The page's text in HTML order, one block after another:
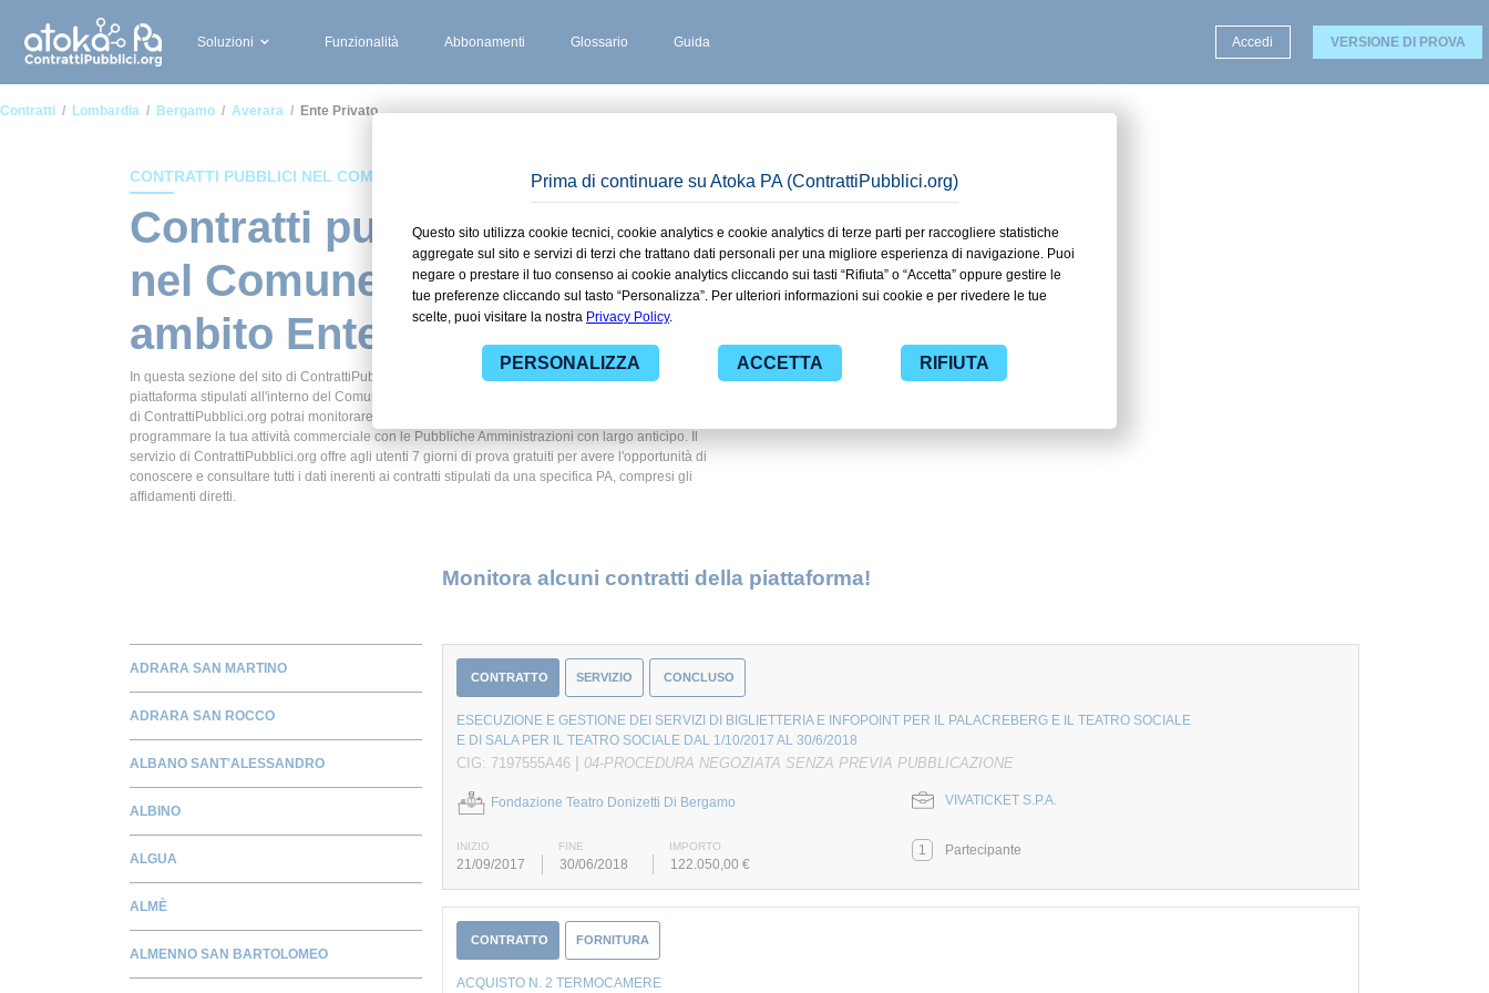
Soluzioni Funzionalità Abbonamenti Glossario Guida Accedi VERSIONE DI PROVA
Contratti Lombardia Bergamo Averara Ente Privato
CONTRATTI PUBBLICI NEL COMUNE DI AVERARA
Contratti pubblici stipulati
nel Comune di Averara in
ambito Ente privato
In questa sezione del sito di ContrattiPubblici.org potrai avere ad alcuni dei contratti presenti nella
piattaforma stipulati all'interno del Comune di Averara in ambito Ente privato. Grazie alle funzionalità
di ContrattiPubblici.org potrai monitorare la scadenza dei contratti pubblici di tuo interesse e
programmare la tua attività commerciale con le Pubbliche Amministrazioni con largo anticipo. Il
servizio di ContrattiPubblici.org offre agli utenti 7 giorni di prova gratuiti per avere l'opportunità di
conoscere e consultare tutti i dati inerenti ai contratti stipulati da una specifica PA, compresi gli
affidamenti diretti.
Monitora alcuni contratti della piattaforma!
ADRARA SAN MARTINO
ADRARA SAN ROCCO
ALBANO SANT'ALESSANDRO
ALBINO
ALGUA
ALMÈ
ALMENNO SAN BARTOLOMEO
CONTRATTO SERVIZIO CONCLUSO
ESECUZIONE E GESTIONE DEI SERVIZI DI BIGLIETTERIA E INFOPOINT PER IL PALACREBERG E IL TEATRO SOCIALE
E DI SALA PER IL TEATRO SOCIALE DAL 1/10/2017 AL 30/6/2018
CIG: 7197555A46 | 04-PROCEDURA NEGOZIATA SENZA PREVIA PUBBLICAZIONE
Fondazione Teatro Donizetti Di Bergamo VIVATICKET S.P.A.
INIZIO FINE IMPORTO
21/09/2017 30/06/2018 122.050,00 €
1 Partecipante
CONTRATTO FORNITURA
ACQUISTO N. 2 TERMOCAMERE